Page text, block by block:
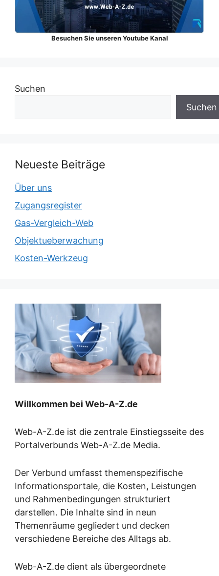
Besuchen Sie unseren Youtube Kanal
Suchen
Suchen
Neueste Beiträge
Über uns
Zugangsregister
Gas-Vergleich-Web
Objektueberwachung
Kosten-Werkzeug
Willkommen bei Web-A-Z.de
Web-A-Z.de ist die zentrale Einstiegsseite des
Portalverbunds Web-A-Z.de Media.
Der Verbund umfasst themenspezifische
Informationsportale, die Kosten, Leistungen
und Rahmenbedingungen strukturiert
darstellen. Die Inhalte sind in neun
Themenräume gegliedert und decken
verschiedene Bereiche des Alltags ab.
Web-A-Z.de dient als übergeordnete